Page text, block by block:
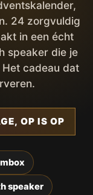
24 zorgvuldig
in een écht
speaker die je
cadeau dat
OP IS OP
speaker